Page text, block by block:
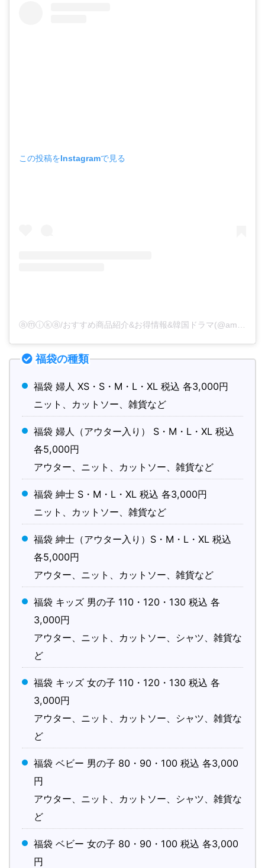
この投稿をInstagramで見る
福袋の種類
福袋 婦人 XS・S・M・L・XL 税込 各3,000円
ニット、カットソー、雑貨など
福袋 婦人（アウター入り） S・M・L・XL 税込
各5,000円
アウター、ニット、カットソー、雑貨など
福袋 紳士 S・M・L・XL 税込 各3,000円
ニット、カットソー、雑貨など
福袋 紳士（アウター入り）S・M・L・XL 税込
各5,000円
アウター、ニット、カットソー、雑貨など
福袋 キッズ 男の子 110・120・130 税込 各
3,000円
アウター、ニット、カットソー、シャツ、雑貨な
ど
福袋 キッズ 女の子 110・120・130 税込 各
3,000円
アウター、ニット、カットソー、シャツ、雑貨な
ど
福袋 ベビー 男の子 80・90・100 税込 各3,000
円
アウター、ニット、カットソー、シャツ、雑貨な
ど
福袋 ベビー 女の子 80・90・100 税込 各3,000
円